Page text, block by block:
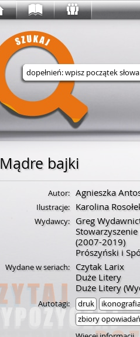
Wyszukaj w serwisie
Mądre bajki
Autor: Agnieszka
Ilustracje: Karolina
Wydawcy: Greg
(2007-2019)
Prószyński i
Wydane w seriach:
Czytak Larix
Duże Litery
Duże Litery
Autotagi: druk
zbiory opowiadań